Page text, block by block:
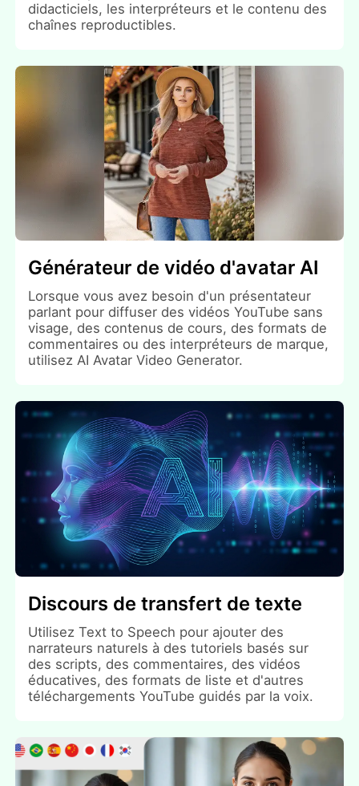
didacticiels, les interpréteurs et le contenu des
chaînes reproductibles.
Générateur de vidéo d'avatar AI
Lorsque vous avez besoin d'un présentateur
parlant pour diffuser des vidéos YouTube sans
visage, des contenus de cours, des formats de
commentaires ou des interpréteurs de marque,
utilisez AI Avatar Video Generator.
Discours de transfert de texte
Utilisez Text to Speech pour ajouter des
narrateurs naturels à des tutoriels basés sur
des scripts, des commentaires, des vidéos
éducatives, des formats de liste et d'autres
téléchargements YouTube guidés par la voix.